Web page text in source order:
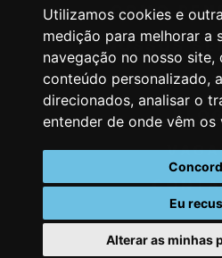
Utilizamos cookies e
medição para melhorar a
navegação no nosso
conteúdo personalizado,
direcionados, analisar o
entender de onde vêm os
Eu
Alterar as minhas
COMO
NOSSOS
CASES &